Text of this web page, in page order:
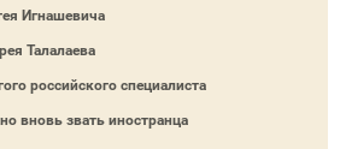
Игнашевича
Талалаева
российского специалиста
вновь звать иностранца